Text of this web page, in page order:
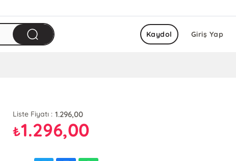
Giriş Yap
Kaydol
Liste Fiyatı : 1.296,00
₺1.296,00